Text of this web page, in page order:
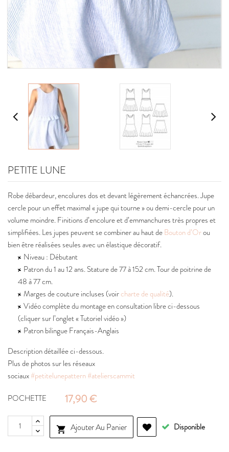
PETITE LUNE
Robe débardeur, encolures dos et devant légèrement échancrées. Jupe
cercle pour un effet maximal « jupe qui tourne » ou demi-cercle pour un
volume moindre. Finitions d’encolure et d’emmanchures très propres et
simplifiées. Les jupes peuvent se combiner au haut deBouton d’Orou
bien être réalisées seules avec un élastique décoratif.
Niveau : Débutant
Patron du 1 au 12 ans. Stature de 77 à 152 cm. Tour de poitrine de
48 à 77 cm.
Marges de couture incluses (voircharte de qualité).
Vidéo complète du montage en consultation libre ci-dessous
(cliquer sur l’onglet « Tutoriel vidéo »)
Patron bilingue Français-Anglais
Description détaillée ci-dessous.
Plus de photos sur les réseaux
sociaux#petitelunepattern#atelierscammit
POCHETTE
17,90 €
 Ajouter Au Panier Disponible